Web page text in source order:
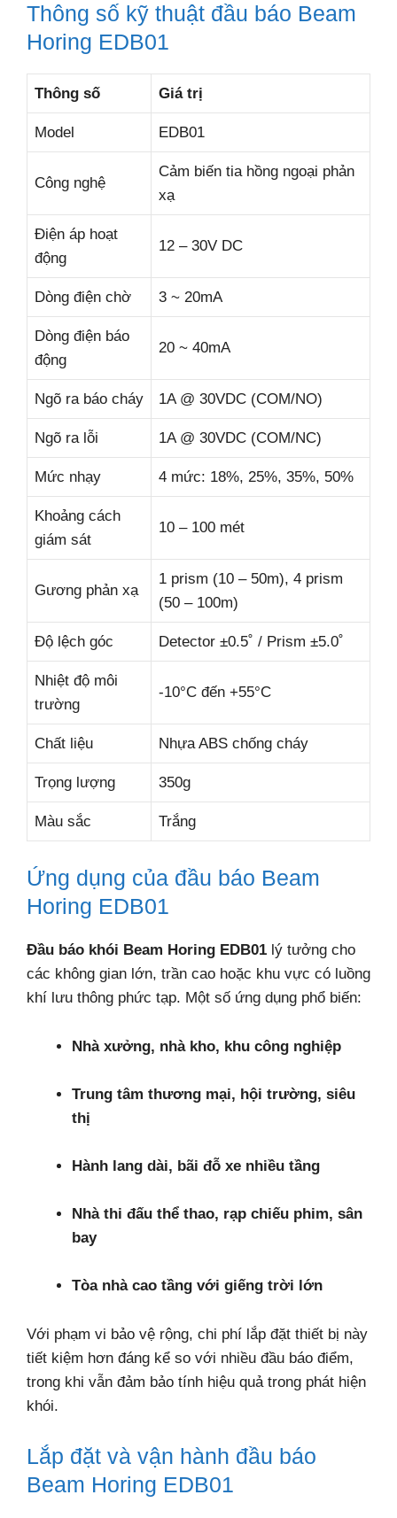
Thông số kỹ thuật đầu báo Beam
Horing EDB01
Thông số Giá trị
Model EDB01
Công nghệ
Cảm biến tia hồng ngoại phản
xạ
Điện áp hoạt
động
12 – 30V DC
Dòng điện chờ 3 ~ 20mA
Dòng điện báo
động
20 ~ 40mA
Ngõ ra báo cháy 1A @ 30VDC (COM/NO)
Ngõ ra lỗi 1A @ 30VDC (COM/NC)
Mức nhạy 4 mức: 18%, 25%, 35%, 50%
Khoảng cách
giám sát
10 – 100 mét
Gương phản xạ
1 prism (10 – 50m), 4 prism
(50 – 100m)
Độ lệch góc Detector ±0.5˚ / Prism ±5.0˚
Nhiệt độ môi
trường
-10°C đến +55°C
Chất liệu Nhựa ABS chống cháy
Trọng lượng 350g
Màu sắc Trắng
Ứng dụng của đầu báo Beam
Horing EDB01
Đầu báo khói Beam Horing EDB01 lý tưởng cho
các không gian lớn, trần cao hoặc khu vực có luồng
khí lưu thông phức tạp. Một số ứng dụng phổ biến:
Nhà xưởng, nhà kho, khu công nghiệp
Trung tâm thương mại, hội trường, siêu
thị
Hành lang dài, bãi đỗ xe nhiều tầng
Nhà thi đấu thể thao, rạp chiếu phim, sân
bay
Tòa nhà cao tầng với giếng trời lớn
Với phạm vi bảo vệ rộng, chi phí lắp đặt thiết bị này
tiết kiệm hơn đáng kể so với nhiều đầu báo điểm,
trong khi vẫn đảm bảo tính hiệu quả trong phát hiện
khói.
Lắp đặt và vận hành đầu báo
Beam Horing EDB01